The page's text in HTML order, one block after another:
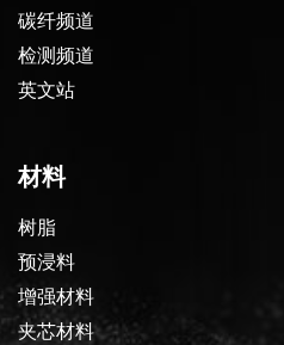
碳纤频道
检测频道
英文站
材料
树脂
预浸料
增强材料
夹芯材料